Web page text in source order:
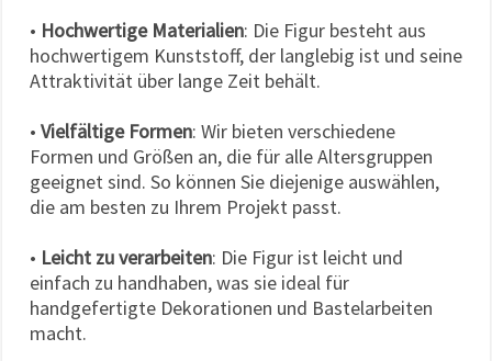
• Hochwertige Materialien: Die Figur besteht aus
hochwertigem Kunststoff, der langlebig ist und seine
Attraktivität über lange Zeit behält.
• Vielfältige Formen: Wir bieten verschiedene
Formen und Größen an, die für alle Altersgruppen
geeignet sind. So können Sie diejenige auswählen,
die am besten zu Ihrem Projekt passt.
• Leicht zu verarbeiten: Die Figur ist leicht und
einfach zu handhaben, was sie ideal für
handgefertigte Dekorationen und Bastelarbeiten
macht.